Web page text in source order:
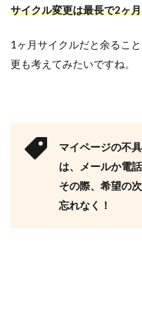
サイクル変更は最長で2ヶ
1ヶ月サイクルだと余るこ
更も考えてみたいですね。
マイページの不
は、メールか電
その際、希望の
忘れなく！